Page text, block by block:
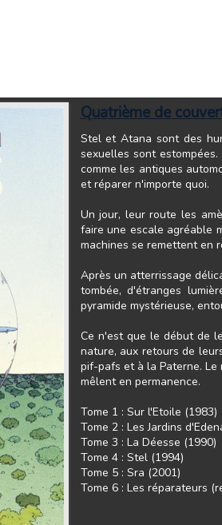
Quatrième de
Stel et Atana sont des
sexuelles sont
comme les antiques
et réparer n'importe quoi.
Un jour, leur route les
faire une escale agréable
machines se remettent en
Après un atterrissage
tombée, d'étranges
pyramide mystérieuse,
Ce n'est que le début de
nature, aux retours de
pif-pafs et à la Paterne.
mêlent en permanence.
Tome 1 : Sur l'Etoile (1983)
Tome 2 : Les Jardins
Tome 3 : La Déesse (1990)
Tome 4 : Stel (1994)
Tome 5 : Sra (2001)
Tome 6 : Les réparateurs